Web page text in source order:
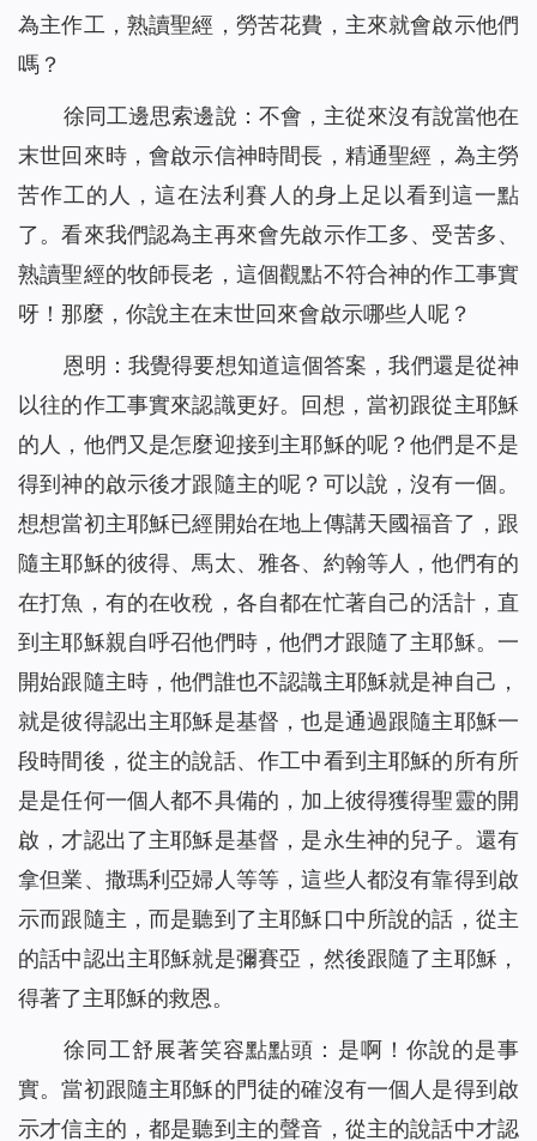
為主作工，熟讀聖經，勞苦花費，主來就會啟示他們
嗎？
徐同工邊思索邊說：不會，主從來沒有說當他在
末世回來時，會啟示信神時間長，精通聖經，為主勞
苦作工的人，這在法利賽人的身上足以看到這一點
了。看來我們認為主再來會先啟示作工多、受苦多、
熟讀聖經的牧師長老，這個觀點不符合神的作工事實
呀！那麼，你說主在末世回來會啟示哪些人呢？
恩明：我覺得要想知道這個答案，我們還是從神
以往的作工事實來認識更好。回想，當初跟從主耶穌
的人，他們又是怎麼迎接到主耶穌的呢？他們是不是
得到神的啟示後才跟隨主的呢？可以說，沒有一個。
想想當初主耶穌已經開始在地上傳講天國福音了，跟
隨主耶穌的彼得、馬太、雅各、約翰等人，他們有的
在打魚，有的在收稅，各自都在忙著自己的活計，直
到主耶穌親自呼召他們時，他們才跟隨了主耶穌。一
開始跟隨主時，他們誰也不認識主耶穌就是神自己，
就是彼得認出主耶穌是基督，也是通過跟隨主耶穌一
段時間後，從主的說話、作工中看到主耶穌的所有所
是是任何一個人都不具備的，加上彼得獲得聖靈的開
啟，才認出了主耶穌是基督，是永生神的兒子。還有
拿但業、撒瑪利亞婦人等等，這些人都沒有靠得到啟
示而跟隨主，而是聽到了主耶穌口中所說的話，從主
的話中認出主耶穌就是彌賽亞，然後跟隨了主耶穌，
得著了主耶穌的救恩。
徐同工舒展著笑容點點頭：是啊！你說的是事
實。當初跟隨主耶穌的門徒的確沒有一個人是得到啟
示才信主的，都是聽到主的聲音，從主的說話中才認